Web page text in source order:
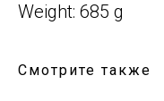
Weight: 685 g
Смотрите также